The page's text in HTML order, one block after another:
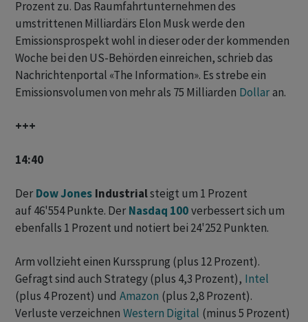
Prozent zu. Das Raumfahrtunternehmen des
umstrittenen Milliardärs Elon Musk werde den ​
Emissionsprospekt wohl in dieser oder der kommenden
Woche bei den US-Behörden einreichen, schrieb das
Nachrichtenportal «The Information». Es strebe ein
Emissionsvolumen von mehr als 75 Milliarden Dollaran.
+++
14:40
Der Dow Jones Industrialsteigt um 1 Prozent
auf 46'554 Punkte. Der Nasdaq 100verbessert sich um
ebenfalls 1 Prozent und notiert bei 24'252 Punkten.
Arm vollzieht einen Kurssprung (plus 12 Prozent).
Gefragt sind auch Strategy (plus 4,3 Prozent), Intel
(plus 4 Prozent) und Amazon (plus 2,8 Prozent).
Verluste verzeichnen Western Digital (minus 5 Prozent)